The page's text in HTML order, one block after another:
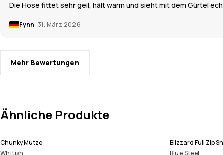
Die Hose fittet sehr geil, hält warm und sieht mit dem Gürtel
Fynn 31. März 2026
Mehr Bewertungen
Ähnliche Produkte
Chunky Mütze
Whitish
Blizzard Full Zip
Blue Steel